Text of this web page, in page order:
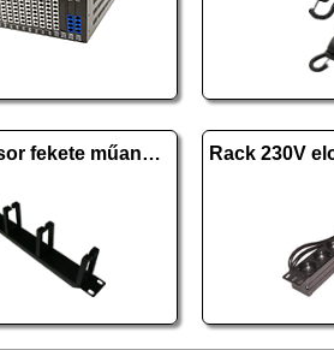
Fűzőkarikasor fekete műanyag